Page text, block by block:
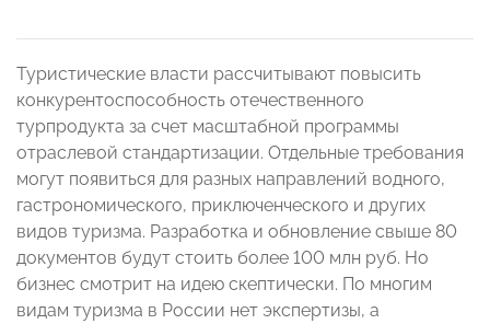
Туристические власти рассчитывают повысить
конкурентоспособность отечественного
турпродукта за счет масштабной программы
отраслевой стандартизации. Отдельные требования
могут появиться для разных направлений водного,
гастрономического, приключенческого и других
видов туризма. Разработка и обновление свыше 80
документов будут стоить более 100 млн руб. Но
бизнес смотрит на идею скептически. По многим
видам туризма в России нет экспертизы, а